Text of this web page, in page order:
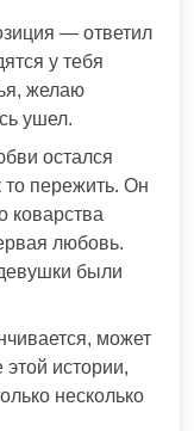
— ответил
у тебя
желаю
ушел.
остался
то пережить. Он
коварства
любовь.
были
может
этой истории,
несколько